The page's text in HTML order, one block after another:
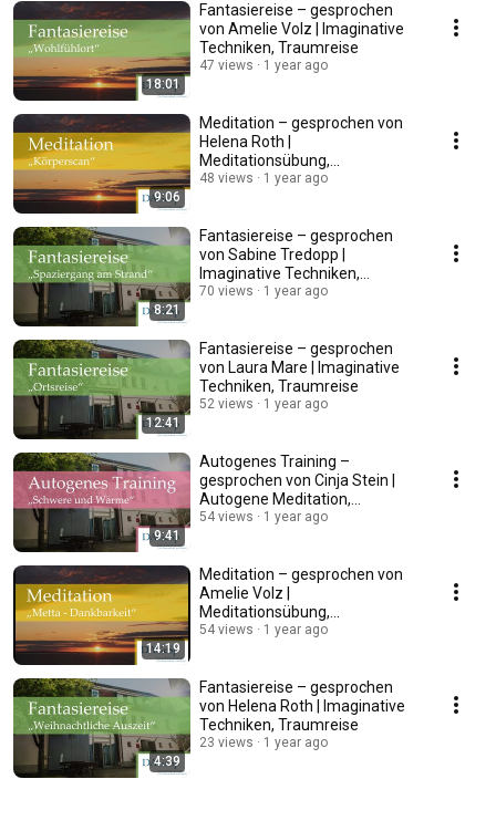
18:01
Fantasiereise – gesprochen
von Amelie Volz | Imaginative
Techniken, Traumreise
47 views 1 year ago
9:06
Meditation – gesprochen von
Helena Roth |
Meditationsübung,
Achtsamkeit
48 views 1 year ago
8:21
Fantasiereise – gesprochen
von Sabine Tredopp |
Imaginative Techniken,
Traumreise
70 views 1 year ago
12:41
Fantasiereise – gesprochen
von Laura Mare | Imaginative
Techniken, Traumreise
52 views 1 year ago
9:41
Autogenes Training –
gesprochen von Cinja Stein |
Autogene Meditation,
Autosuggestion
54 views 1 year ago
14:19
Meditation – gesprochen von
Amelie Volz |
Meditationsübung,
Achtsamkeit
54 views 1 year ago
4:39
Fantasiereise – gesprochen
von Helena Roth | Imaginative
Techniken, Traumreise
23 views 1 year ago